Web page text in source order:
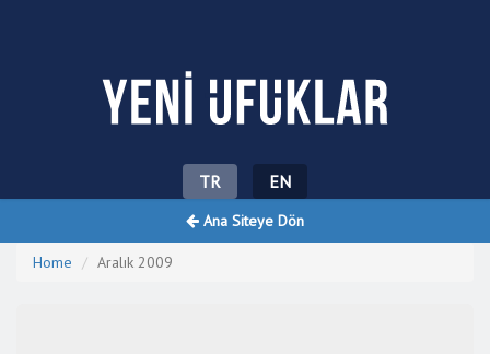
TR EN
Ana Siteye Dön
Home Aralık 2009